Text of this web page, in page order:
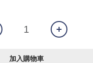
加入購物車